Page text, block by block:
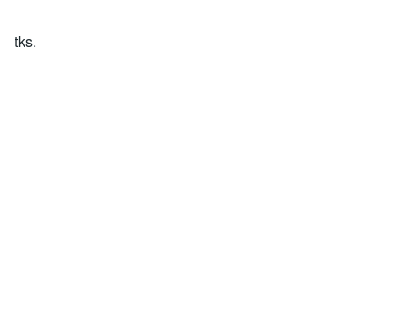
tks.